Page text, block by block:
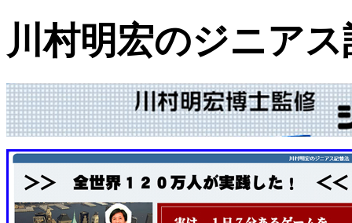
川村明宏のジニア